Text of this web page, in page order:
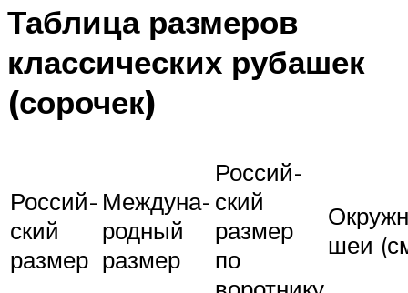
Таблица размеров
классических рубашек
(сорочек)
Россий-
ский
размер
Междуна-
родный
размер
Россий-
ский
размер
по
шеи